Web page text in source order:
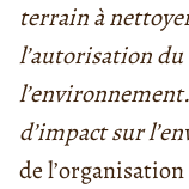
terrain à
l’autorisation
d’impact sur
de